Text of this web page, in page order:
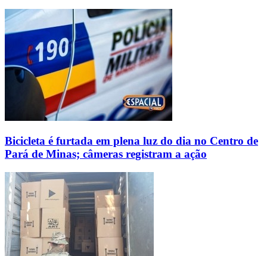
Bicicleta é furtada em plena luz do dia no Centro de
Pará de Minas; câmeras registram a ação